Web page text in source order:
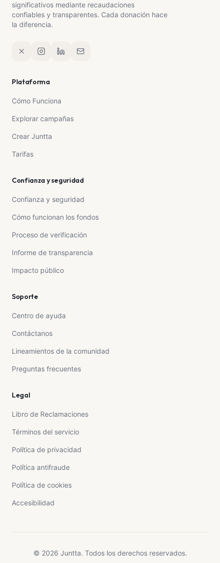
significativos mediante recaudaciones
confiables y transparentes. Cada donación hace
la diferencia.
Plataforma
Cómo Funciona
Explorar campañas
Crear Juntta
Tarifas
Confianza y seguridad
Confianza y seguridad
Cómo funcionan los fondos
Proceso de verificación
Informe de transparencia
Impacto público
Soporte
Centro de ayuda
Contáctanos
Lineamientos de la comunidad
Preguntas frecuentes
Legal
Libro de Reclamaciones
Términos del servicio
Política de privacidad
Política antifraude
Política de cookies
Accesibilidad
© 2026 Juntta. Todos los derechos reservados.